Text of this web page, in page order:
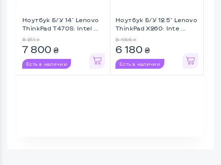
Ноутбук Б/У 14" Lenovo
ThinkPad T470S: Intel ...
8 211 ₴
7 800 ₴
Есть в наличии
Ноутбук Б/У 12.5" Lenovo
ThinkPad X260: Inte ...
8 466 ₴
6 180 ₴
Есть в наличии